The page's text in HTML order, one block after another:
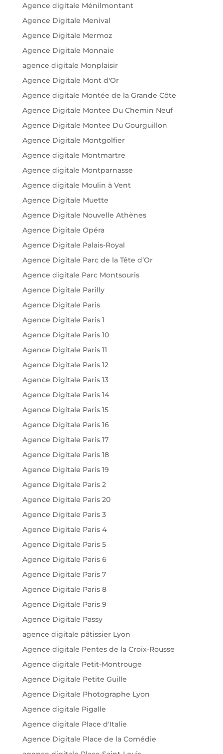
Agence digitale Ménilmontant
Agence Digitale Menival
Agence Digitale Mermoz
Agence Digitale Monnaie
agence digitale Monplaisir
Agence Digitale Mont d'Or
Agence digitale Montée de la Grande Côte
Agence Digitale Montee Du Chemin Neuf
Agence Digitale Montee Du Gourguillon
Agence Digitale Montgolfier
Agence digitale Montmartre
Agence digitale Montparnasse
Agence digitale Moulin à Vent
Agence Digitale Muette
Agence Digitale Nouvelle Athènes
Agence Digitale Opéra
Agence Digitale Palais-Royal
Agence Digitale Parc de la Tête d’Or
Agence digitale Parc Montsouris
Agence Digitale Parilly
Agence Digitale Paris
Agence Digitale Paris 1
Agence Digitale Paris 10
Agence Digitale Paris 11
Agence Digitale Paris 12
Agence Digitale Paris 13
Agence Digitale Paris 14
Agence Digitale Paris 15
Agence Digitale Paris 16
Agence Digitale Paris 17
Agence Digitale Paris 18
Agence Digitale Paris 19
Agence Digitale Paris 2
Agence Digitale Paris 20
Agence Digitale Paris 3
Agence Digitale Paris 4
Agence Digitale Paris 5
Agence Digitale Paris 6
Agence Digitale Paris 7
Agence Digitale Paris 8
Agence Digitale Paris 9
Agence Digitale Passy
agence digitale pâtissier Lyon
Agence digitale Pentes de la Croix-Rousse
Agence digitale Petit-Montrouge
Agence Digitale Petite Guille
Agence Digitale Photographe Lyon
Agence digitale Pigalle
Agence digitale Place d'Italie
Agence Digitale Place de la Comédie